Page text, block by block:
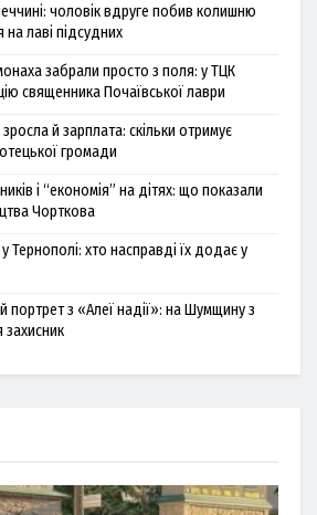
чоловік вдруге побив колишню
лаві підсудних
забрали просто з поля: у ТЦК
священника Почаївської лаври
й зарплата: скільки отримує
громади
і “економія” на дітях: що показали
Чорткова
Тернополі: хто насправді їх додає у
портрет з «Алеї надії»: на Шумщину з